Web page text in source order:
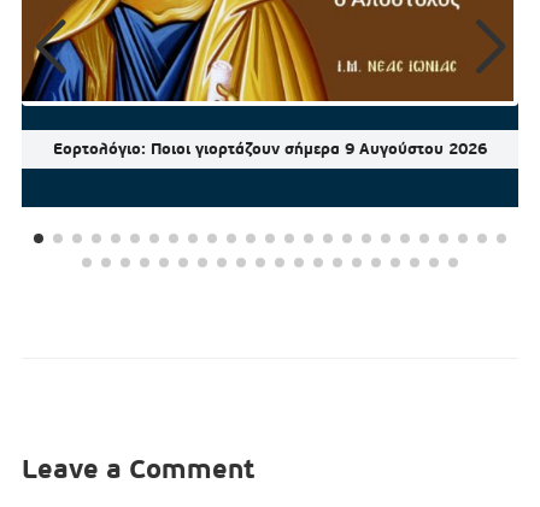
Εορτολόγιο: Ποιοι γιορτάζουν σήμερα 9 Αυγούστου 2026
Leave a Comment